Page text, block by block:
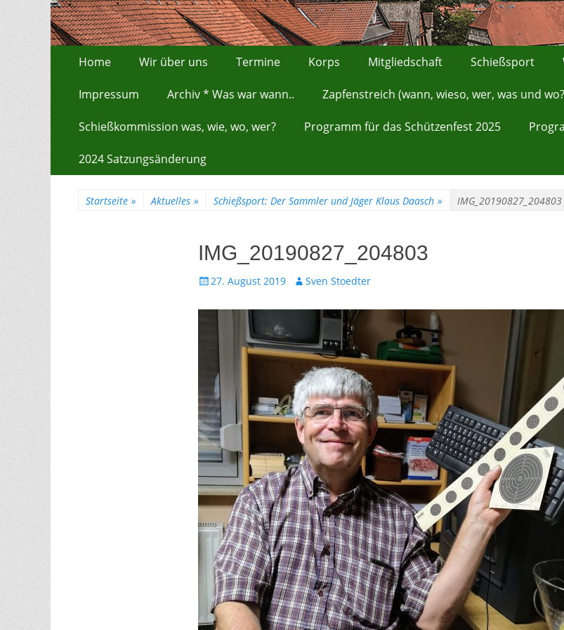
Erstes Menü
Inhalt:
Home Wir über uns Termine Korps Mitgliedschaft Schießsport
Impressum Archiv * Was war wann.. Zapfenstreich (wann, wieso, wer, was und
Schießkommission was, wie, wo, wer? Programm für das Schützenfest 2025
2024 Satzungsänderung
Startseite » Aktuelles » Schießsport: Der Sammler und Jäger Klaus Daasch » IMG_20190827_204803
IMG_20190827_204803
Gepostet
27. August 2019 AutorSven Stoedter